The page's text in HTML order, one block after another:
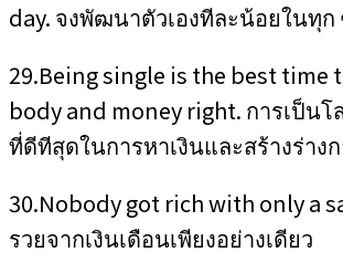
day. จงพัฒนาตัวเองทีละน้อยในทุก
29.Being single is the best time
body and money right. การเป็นโ
ที่ดีทีสุดในการหาเงินและสร้างร่าง
30.Nobody got rich with only a
รวยจากเงินเดือนเพียงอย่างเดียว